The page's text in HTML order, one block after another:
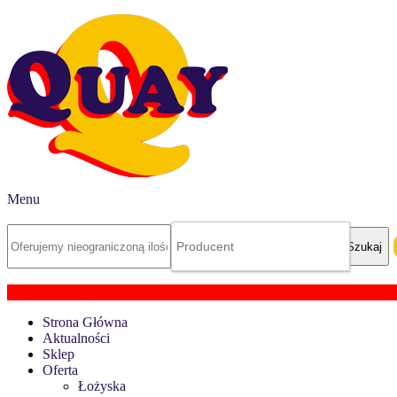
Menu
Strona Główna
Aktualności
Sklep
Oferta
Łożyska